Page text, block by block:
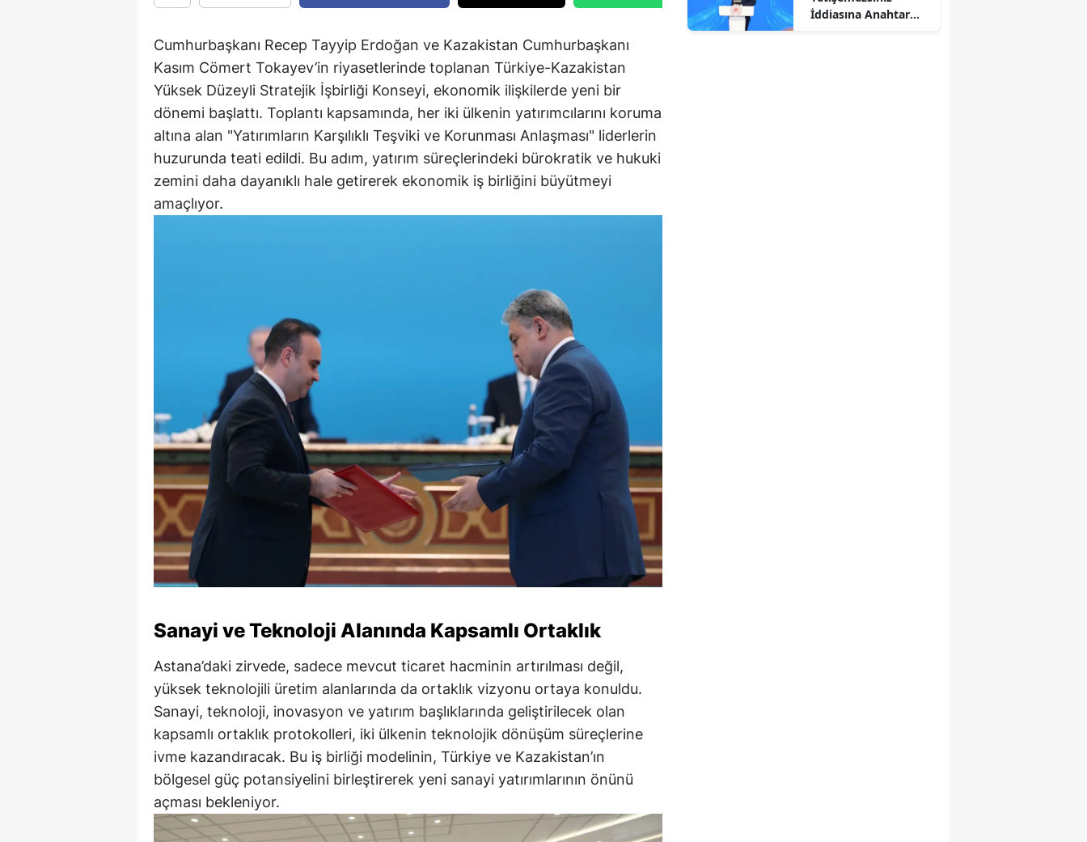
Cumhurbaşkanı Recep Tayyip Erdoğan ve Kazakistan Cumhurbaşkanı
Kasım Cömert Tokayev’in riyasetlerinde toplanan Türkiye-Kazakistan
Yüksek Düzeyli Stratejik İşbirliği Konseyi, ekonomik ilişkilerde yeni bir
dönemi başlattı. Toplantı kapsamında, her iki ülkenin yatırımcılarını koruma
altına alan "Yatırımların Karşılıklı Teşviki ve Korunması Anlaşması" liderlerin
huzurunda teati edildi. Bu adım, yatırım süreçlerindeki bürokratik ve hukuki
zemini daha dayanıklı hale getirerek ekonomik iş birliğini büyütmeyi
amaçlıyor.
Sanayi ve Teknoloji Alanında Kapsamlı Ortaklık
Astana’daki zirvede, sadece mevcut ticaret hacminin artırılması değil,
yüksek teknolojili üretim alanlarında da ortaklık vizyonu ortaya konuldu.
Sanayi, teknoloji, inovasyon ve yatırım başlıklarında geliştirilecek olan
kapsamlı ortaklık protokolleri, iki ülkenin teknolojik dönüşüm süreçlerine
ivme kazandıracak. Bu iş birliği modelinin, Türkiye ve Kazakistan’ın
bölgesel güç potansiyelini birleştirerek yeni sanayi yatırımlarının önünü
açması bekleniyor.
İddiasına Anahtar